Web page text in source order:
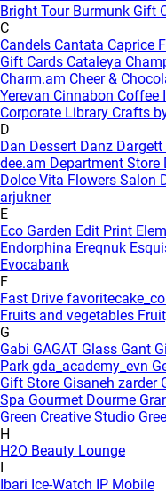
Bright Tour Burmunk Gift
C
Candels Cantata Caprice
Gift Cards Cataleya
Charm.am Cheer &
Yerevan Cinnabon Coffee
Corporate Library Crafts
D
Dan Dessert Danz
dee.am Department Store
Dolce Vita Flowers Salon
arjukner
E
Eco Garden Edit Print
Endorphina Ereqnuk
Evocabank
F
Fast Drive favoritecake_co
Fruits and vegetables
G
Gabi GAGAT Glass Gant
Park gda_academy_evn
Gift Store Gisaneh zarder
Spa Gourmet Dourme
Green Creative Studio
H
H2O Beauty Lounge
I
Ibari Ice-Watch IP Mobile